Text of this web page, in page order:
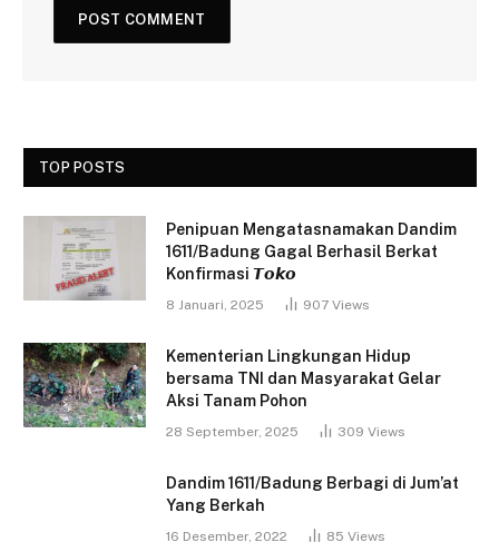
TOP POSTS
Penipuan Mengatasnamakan Dandim
1611/Badung Gagal Berhasil Berkat
Konfirmasi 𝙏𝙤𝙠𝙤
8 Januari, 2025 907 Views
Kementerian Lingkungan Hidup
bersama TNI dan Masyarakat Gelar
Aksi Tanam Pohon
28 September, 2025 309 Views
Dandim 1611/Badung Berbagi di Jum’at
Yang Berkah
16 Desember, 2022 85 Views